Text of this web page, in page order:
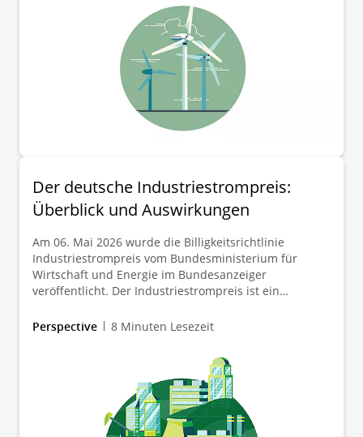
Der deutsche Industriestrompreis:
Überblick und Auswirkungen
Am 06. Mai 2026 wurde die Billigkeitsrichtlinie
Industriestrompreis vom Bundesministerium für
Wirtschaft und Energie im Bundesanzeiger
veröffentlicht. Der Industriestrompreis ist ein
Industriepolitik zur Entlastung stromintensiver
2028 gelten. Hintergrund ist, dass Unternehmen in
der Europäischen Union weiterhin mit höheren Kosten
konfrontiert sind als Wettbewerber in Ländern und
Gebieten mit weniger ehrgeizigen
Klimaschutzmaßnahmen. Durch die staatliche Beihilfe
Perspective 8 Minuten Lesezeit